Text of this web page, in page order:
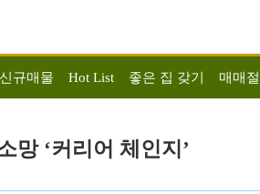
규매물 Hot List 좋은 집 갖기 매매
망 ‘커리어 체인지’